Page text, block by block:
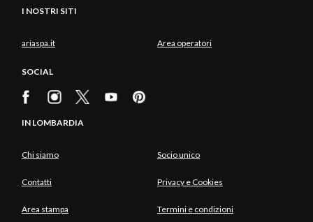
I NOSTRI SITI
ariaspa.it Area operatori
SOCIAL
IN LOMBARDIA
Chi siamo Socio unico
Contatti Privacy e Cookies
Area stampa Termini e condizioni